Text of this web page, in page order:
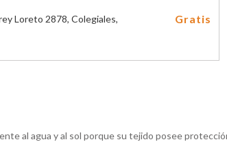
Loreto 2878, Colegiales,
Gratis
al agua y al sol porque su tejido posee